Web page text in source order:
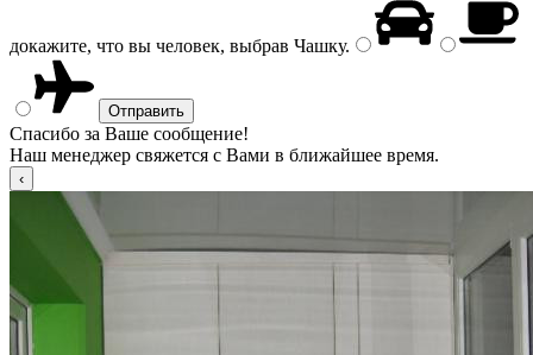
докажите, что вы человек, выбрав Чашку.
Спасибо за Ваше сообщение!
Наш менеджер свяжется с Вами в ближайшее время.